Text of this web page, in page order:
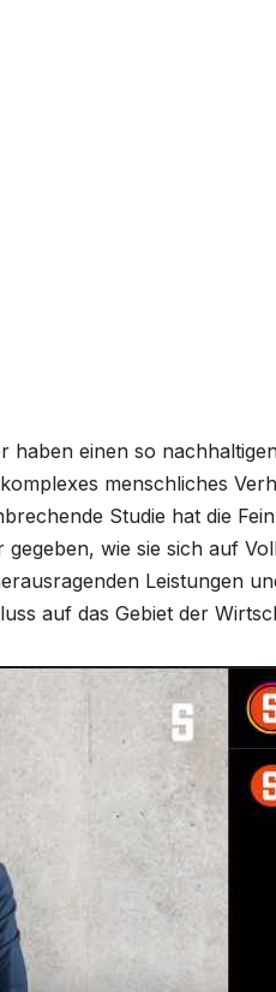
haben einen so
menschliches
Studie hat die
wie sie sich auf
Leistungen
auf das Gebiet der